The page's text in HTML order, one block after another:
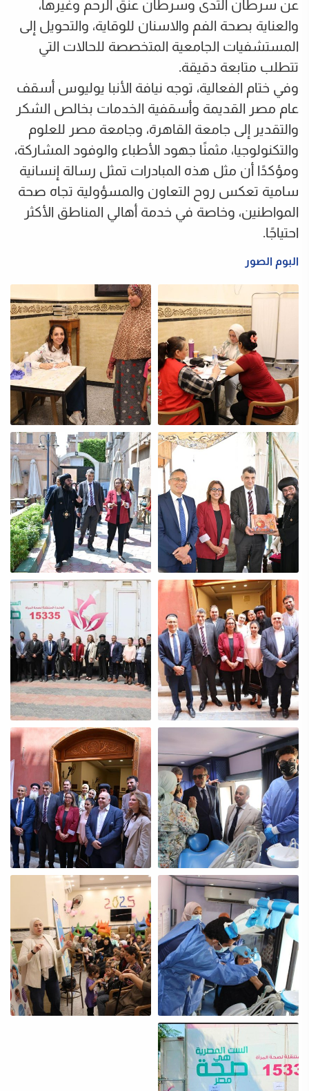
عن سرطان الثدى وسرطان عنق الرحم وغيرها،
والعناية بصحة الفم والاسنان للوقاية، والتحويل إلى
المستشفيات الجامعية المتخصصة للحالات التي
تتطلب متابعة دقيقة.
وفي ختام الفعالية، توجه نيافة الأنبا يوليوس أسقف
عام مصر القديمة وأسقفية الخدمات بخالص الشكر
والتقدير إلى جامعة القاهرة، وجامعة مصر للعلوم
والتكنولوجيا، مثمنًا جهود الأطباء والوفود المشاركة،
ومؤكدًا أن مثل هذه المبادرات تمثل رسالة إنسانية
سامية تعكس روح التعاون والمسؤولية تجاه صحة
المواطنين، وخاصة في خدمة أهالي المناطق الأكثر
احتياجًا.
البوم الصور